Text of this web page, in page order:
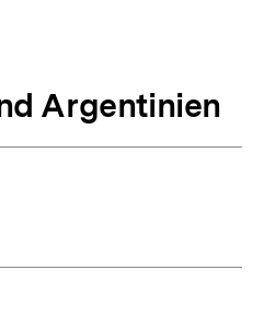
Argentinien